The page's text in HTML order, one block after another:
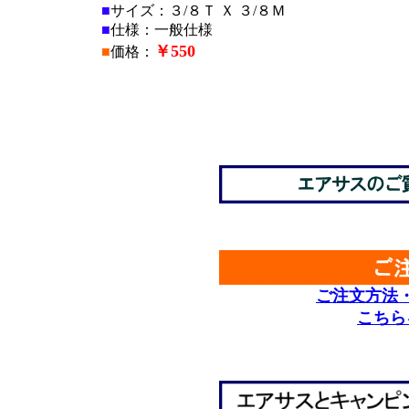
■サイズ：３/８Ｔ Ｘ ３/８Ｍ
■仕様：一般仕様
■価格： ￥550
ご注文方法
こち